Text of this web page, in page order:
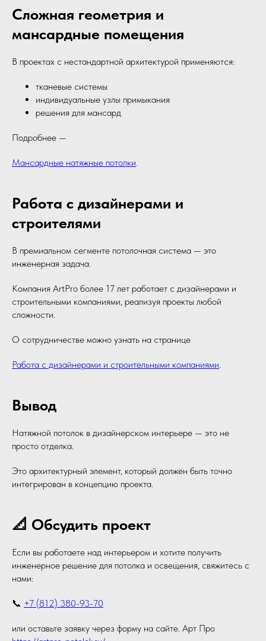
Сложная геометрия и
мансардные помещения
В проектах с нестандартной архитектурой применяются:
тканевые системы
индивидуальные узлы примыкания
решения для мансард
Подробнее —
Мансардные натяжные потолки.
Работа с дизайнерами и
строителями
В премиальном сегменте потолочная система — это
инженерная задача.
Компания ArtPro более 17 лет работает с дизайнерами и
строительными компаниями, реализуя проекты любой
сложности.
О сотрудничестве можно узнать на странице
Работа с дизайнерами и строительными компаниями.
Вывод
Натяжной потолок в дизайнерском интерьере — это не
просто отделка.
Это архитектурный элемент, который должен быть точно
интегрирован в концепцию проекта.
📐 Обсудить проект
Если вы работаете над интерьером и хотите получить
инженерное решение для потолка и освещения, свяжитесь с
нами:
📞 +7 (812) 380-93-70
или оставьте заявку через форму на сайте. Арт Про